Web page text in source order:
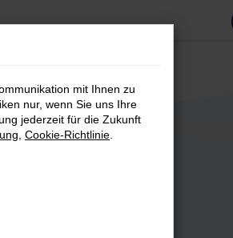
mit Ihnen zu
nur, wenn Sie uns Ihre
jederzeit für die Zukunft
Cookie-Richtlinie